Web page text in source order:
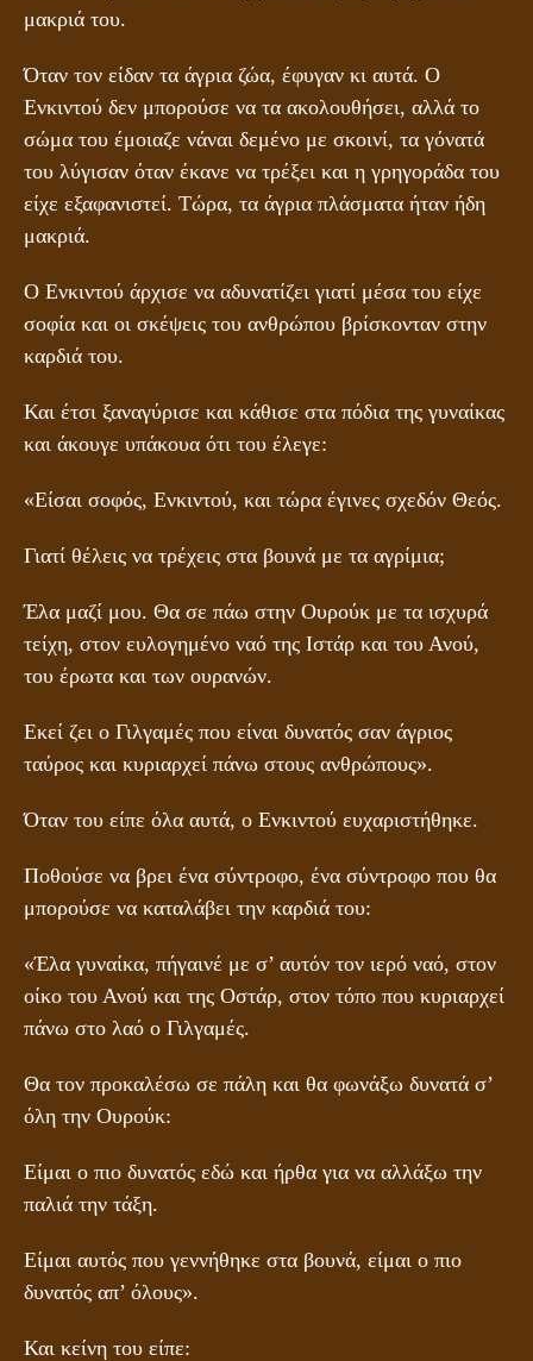
μακριά του.
Όταν τον είδαν τα άγρια ζώα, έφυγαν κι αυτά. Ο
Ενκιντού δεν μπορούσε να τα ακολουθήσει, αλλά το
σώμα του έμοιαζε νάναι δεμένο με σκοινί, τα γόνατά
του λύγισαν όταν έκανε να τρέξει και η γρηγοράδα του
είχε εξαφανιστεί. Τώρα, τα άγρια πλάσματα ήταν ήδη
μακριά.
Ο Ενκιντού άρχισε να αδυνατίζει γιατί μέσα του είχε
σοφία και οι σκέψεις του ανθρώπου βρίσκονταν στην
καρδιά του.
Και έτσι ξαναγύρισε και κάθισε στα πόδια της γυναίκας
και άκουγε υπάκουα ότι του έλεγε:
«Είσαι σοφός, Ενκιντού, και τώρα έγινες σχεδόν Θεός.
Γιατί θέλεις να τρέχεις στα βουνά με τα αγρίμια;
Έλα μαζί μου. Θα σε πάω στην Ουρούκ με τα ισχυρά
τείχη, στον ευλογημένο ναό της Ιστάρ και του Ανού,
του έρωτα και των ουρανών.
Εκεί ζει ο Γιλγαμές που είναι δυνατός σαν άγριος
ταύρος και κυριαρχεί πάνω στους ανθρώπους».
Όταν του είπε όλα αυτά, ο Ενκιντού ευχαριστήθηκε.
Ποθούσε να βρει ένα σύντροφο, ένα σύντροφο που θα
μπορούσε να καταλάβει την καρδιά του:
«Έλα γυναίκα, πήγαινέ με σ’ αυτόν τον ιερό ναό, στον
οίκο του Ανού και της Οστάρ, στον τόπο που κυριαρχεί
πάνω στο λαό ο Γιλγαμές.
Θα τον προκαλέσω σε πάλη και θα φωνάξω δυνατά σ’
όλη την Ουρούκ:
Είμαι ο πιο δυνατός εδώ και ήρθα για να αλλάξω την
παλιά την τάξη.
Είμαι αυτός που γεννήθηκε στα βουνά, είμαι ο πιο
δυνατός απ’ όλους».
Και κείνη του είπε: